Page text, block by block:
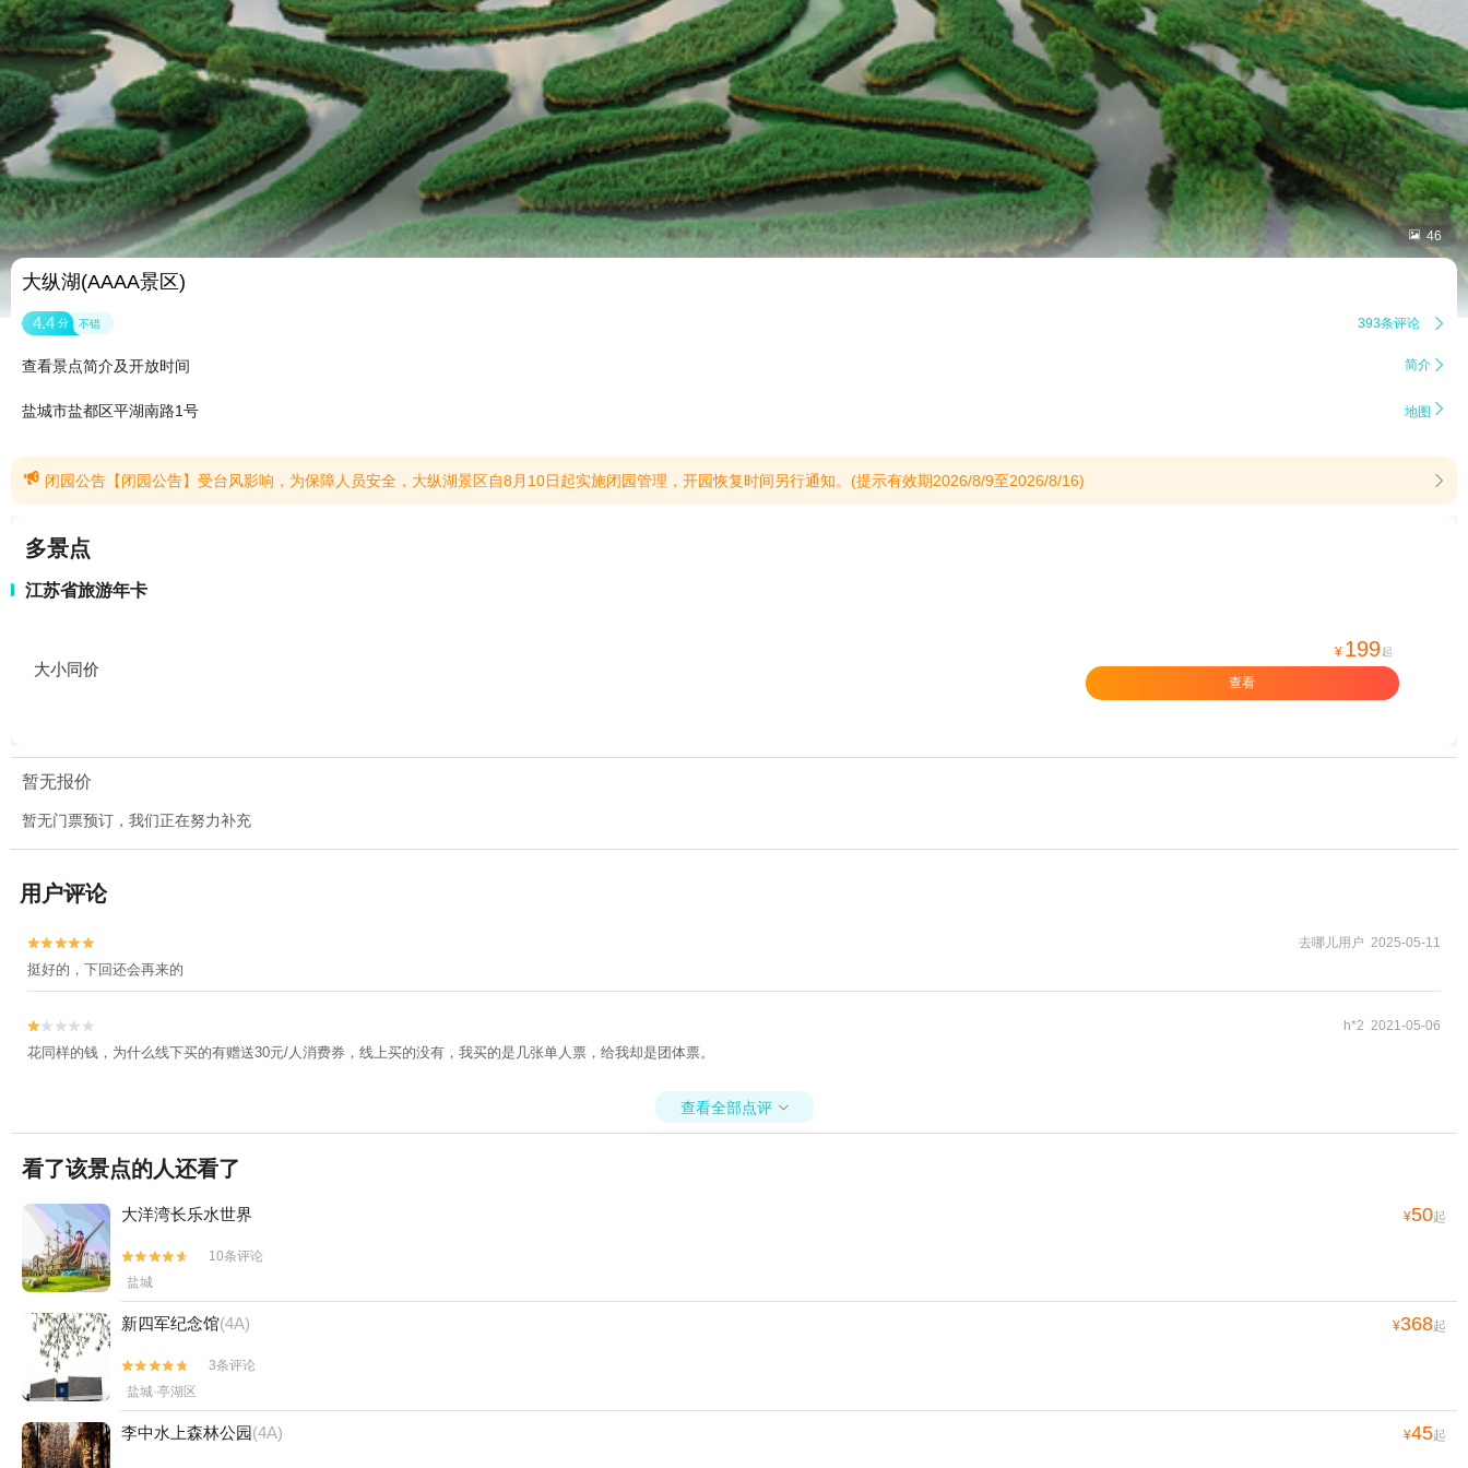
 46
大纵湖(AAAA景区)
4.4 分 不错 393条评论 
查看景点简介及开放时间 简介 
盐城市盐都区平湖南路1号 地图 
 闭园公告【闭园公告】受台风影响，为保障人员安全，大纵湖景区自8月10日起实施闭园管理，开园恢复时间另行通知。(提示有效期2026/8/9至2026/8/16) 
多景点
江苏省旅游年卡
大小同价
¥ 199 起
查看
暂无报价
暂无门票预订，我们正在努力补充
用户评论

 去哪儿用户 2025-05-11
挺好的，下回还会再来的

 h*2 2021-05-06
花同样的钱，为什么线下买的有赠送30元/人消费券，线上买的没有，我买的是几张单人票，给我却是团体票。
查看全部点评 
看了该景点的人还看了
大洋湾长乐水世界 ¥50起


10条评论
盐城
新四军纪念馆(4A) ¥368起


3条评论
盐城·亭湖区
李中水上森林公园(4A) ¥45起